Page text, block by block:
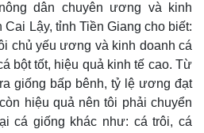
dân chuyên ương và kinh
Lậy, tỉnh Tiền Giang cho biết:
chủ yếu ương và kinh doanh cá
bột tốt, hiệu quả kinh tế cao. Từ
giống bấp bênh, tỷ lệ ương đạt
hiệu quả nên tôi phải chuyển
cá giống khác như: cá trôi, cá